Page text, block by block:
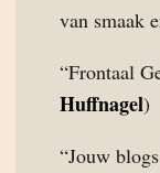
van smaak
“Frontaal
Huffnagel)
“Jouw